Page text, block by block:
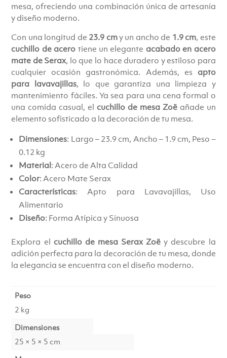
mesa, ofreciendo una combinación única de artesanía
y diseño moderno.
Con una longitud de 23.9 cmy un ancho de 1.9 cm, este
cuchillo de acero tiene un elegante acabado en acero
mate de Serax, lo que lo hace duradero y estiloso para
cualquier ocasión gastronómica. Además, es apto
para lavavajillas, lo que garantiza una limpieza y
mantenimiento fáciles. Ya sea para una cena formal o
una comida casual, el cuchillo de mesa Zoëañade un
elemento sofisticado a la decoración de tu mesa.
Dimensiones: Largo – 23.9 cm, Ancho – 1.9 cm, Peso –
0.12 kg
Material: Acero de Alta Calidad
Color: Acero Mate Serax
Características: Apto para Lavavajillas, Uso
Alimentario
Diseño: Forma Atípica y Sinuosa
Explora el cuchillo de mesa Serax Zoë y descubre la
adición perfecta para la decoración de tu mesa, donde
la elegancia se encuentra con el diseño moderno.
Peso
2 kg
Dimensiones
25 × 5 × 5 cm